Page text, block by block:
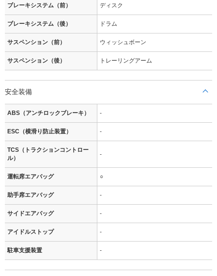
ブレーキシステム（前） ディスク
ブレーキシステム（後） ドラム
サスペンション（前） ウィッシュボーン
サスペンション（後） トレーリングアーム
安全装備
ABS（アンチロックブレーキ） -
ESC（横滑り防止装置） -
TCS（トラクションコントロー
ル）
-
運転席エアバッグ ○
助手席エアバッグ -
サイドエアバッグ -
アイドルストップ -
駐車支援装置 -